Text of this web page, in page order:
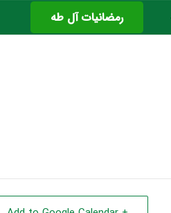
رمضانیات آل طه